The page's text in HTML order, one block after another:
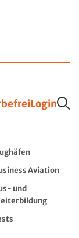
Login
Aviation
und